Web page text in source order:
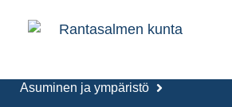
Asuminen ja ympäristö